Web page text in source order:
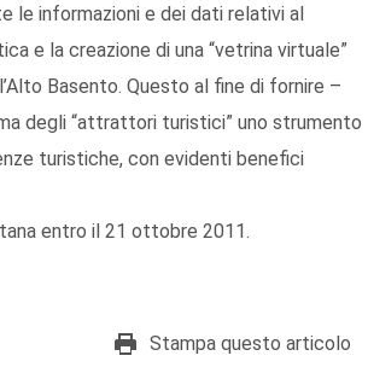
le informazioni e dei dati relativi al
e la creazione di una “vetrina virtuale”
Basento. Questo al fine di fornire –
degli “attrattori turistici” uno strumento
turistiche, con evidenti benefici
entro il 21 ottobre 2011.
Stampa questo articolo